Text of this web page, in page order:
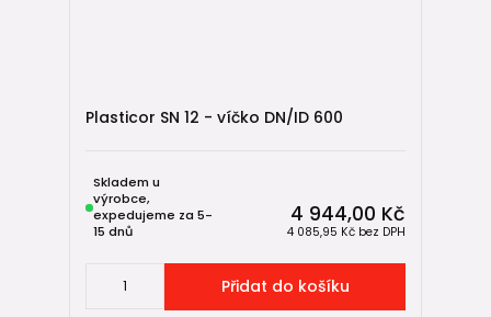
Plasticor SN 12 - víčko DN/ID 600
4 944,00 Kč
4 085,95 Kč bez DPH
Skladem u
výrobce,
expedujeme za 5-
15 dnů
Přidat do košíku